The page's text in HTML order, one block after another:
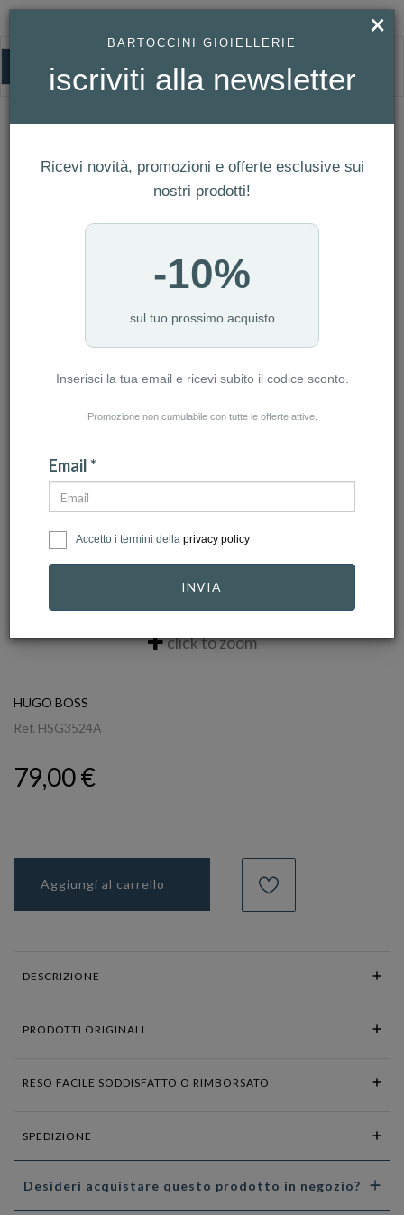
HOMEPAGE HUGO BOSS - PENNA A SFERA LOOP ICONIC REF. HSG3524A
Hugo Boss - Penna a Sfera Loop Iconic
Ref. HSG3524A
click to zoom
HUGO BOSS
Ref. HSG3524A
79,00 €
Aggiungi al carrello
DESCRIZIONE
PRODOTTI ORIGINALI
RESO FACILE SODDISFATTO O RIMBORSATO
SPEDIZIONE
Desideri acquistare questo prodotto in negozio?
×
BARTOCCINI GIOIELLERIE
iscriviti alla newsletter
Ricevi novità, promozioni e offerte esclusive sui
nostri prodotti!
-10%
sul tuo prossimo acquisto
Inserisci la tua email e ricevi subito il codice sconto.
Promozione non cumulabile con tutte le offerte attive.
Email *
Accetto i termini della privacy policy
INVIA